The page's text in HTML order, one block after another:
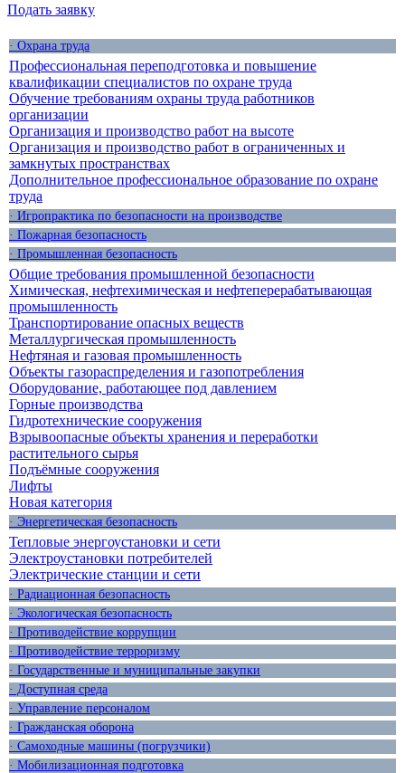
Подать заявку
· Охрана труда
Профессиональная переподготовка и повышение
квалификации специалистов по охране труда
Обучение требованиям охраны труда работников
организации
Организация и производство работ на высоте
Организация и производство работ в ограниченных и
замкнутых пространствах
Дополнительное профессиональное образование по охране
труда
· Игропрактика по безопасности на производстве
· Пожарная безопасность
· Промышленная безопасность
Общие требования промышленной безопасности
Химическая, нефтехимическая и нефтеперерабатывающая
промышленность
Транспортирование опасных веществ
Металлургическая промышленность
Нефтяная и газовая промышленность
Объекты газораспределения и газопотребления
Оборудование, работающее под давлением
Горные производства
Гидротехнические сооружения
Взрывоопасные объекты хранения и переработки
растительного сырья
Подъёмные сооружения
Лифты
Новая категория
· Энергетическая безопасность
Тепловые энергоустановки и сети
Электроустановки потребителей
Электрические станции и сети
· Радиационная безопасность
· Экологическая безопасность
· Противодействие коррупции
· Противодействие терроризму
· Государственные и муниципальные закупки
· Доступная среда
· Управление персоналом
· Гражданская оборона
· Самоходные машины (погрузчики)
· Мобилизационная подготовка